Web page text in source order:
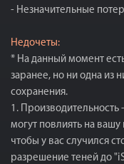
- Незначительные
Недочеты:
* На данный момент
заранее, но ни одна из
сохранения.
1.
могут повлиять на вашу
чтобы у вас случился
разрешение теней до